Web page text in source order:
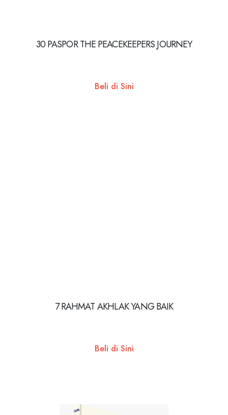
30 PASPOR THE PEACEKEEPERS JOURNEY
Beli di Sini
7 RAHMAT AKHLAK YANG BAIK
Beli di Sini